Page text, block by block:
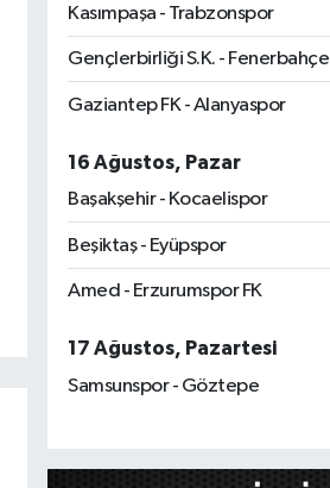
Kasımpaşa - Trabzonspor
Gençlerbirliği S.K. - Fenerbahçe
Gaziantep FK - Alanyaspor
16 Ağustos, Pazar
Başakşehir - Kocaelispor
Beşiktaş - Eyüpspor
Amed - Erzurumspor FK
17 Ağustos, Pazartesi
Samsunspor - Göztepe